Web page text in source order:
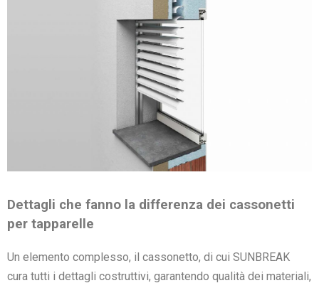
Dettagli che fanno la differenza dei cassonetti
per tapparelle
Un elemento complesso, il cassonetto, di cui SUNBREAK
cura tutti i dettagli costruttivi, garantendo qualità dei materiali,